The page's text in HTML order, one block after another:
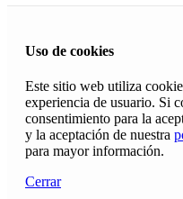
Uso de cookies
Este sitio web utiliza
experiencia de usuario. Si
consentimiento para la
y la aceptación de nuestra
para mayor información.
Cerrar